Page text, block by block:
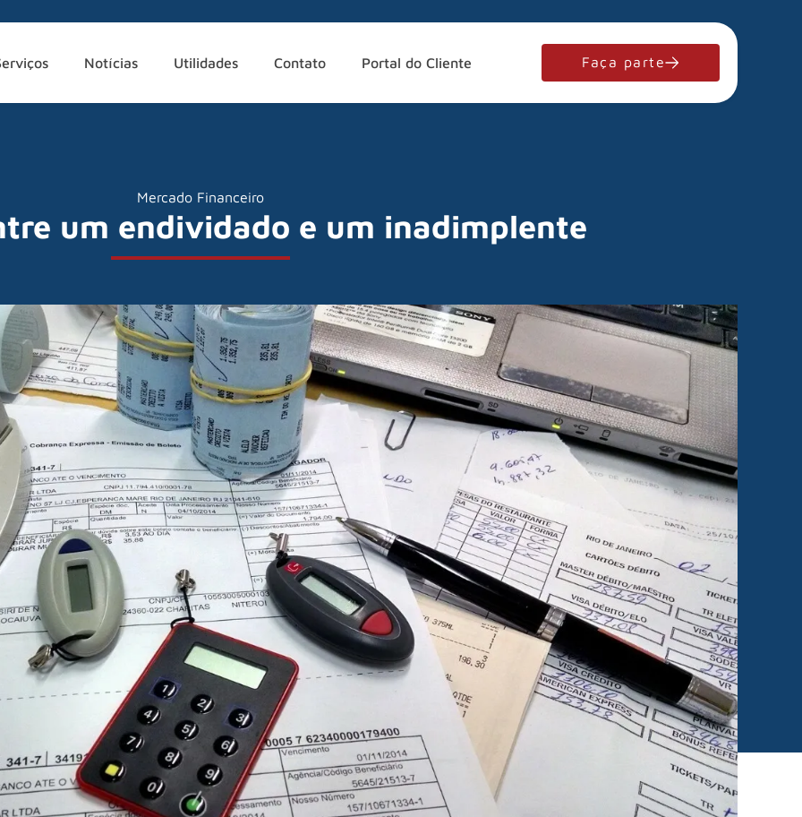
Notícias Utilidades Contato Portal do Cliente Faça parte
Mercado Financeiro
um endividado e um inadimplente